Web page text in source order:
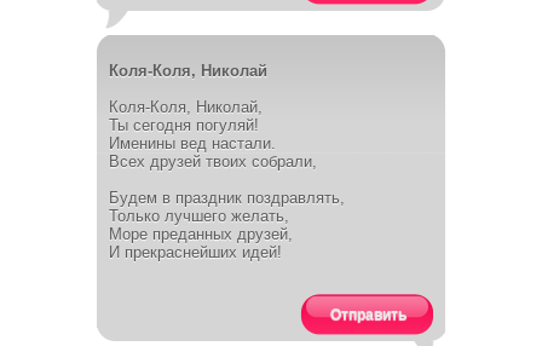
Коля-Коля, Николай
Коля-Коля, Николай,
Ты сегодня погуляй!
Именины вед настали.
Всех друзей твоих собрали,
Будем в праздник поздравлять,
Только лучшего желать,
Море преданных друзей,
И прекраснейших идей!
Отправить